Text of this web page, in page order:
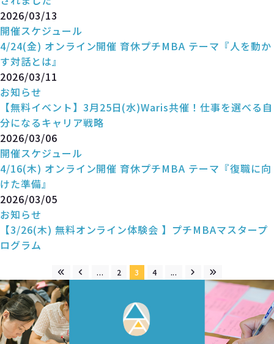
2026/03/13
開催スケジュール
4/24(金) オンライン開催 育休プチMBA テーマ『人を動か
す対話とは』
2026/03/11
お知らせ
【無料イベント】3月25日(水)Waris共催！仕事を選べる自
分になるキャリア戦略
2026/03/06
開催スケジュール
4/16(木) オンライン開催 育休プチMBA テーマ『復職に向
けた準備』
2026/03/05
お知らせ
【3/26(木) 無料オンライン体験会 】プチMBAマスタープ
ログラム
... 2 3 4 ...